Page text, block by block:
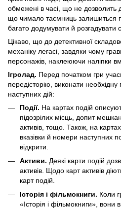
обмежені в часі, що не дозволить
що чимало таємниць залишиться
багато додумувати й розгадувати
Цікаво, що до детективної
механіку легасі, завдяки чому
персонажів, наклеюючи наліпки
Ігролад. Перед початком гри
передісторію, виконати необхідну
наступних дій:
Події. На картах подій
підозрілих місць, допит
активів, тощо. Також, на
вказівки й номери наступних
відкрити.
Активи. Деякі карти подій
активів. Щодо карт активів
карт подій.
Історія і фільмокниги. Коли
«Історія і фільмокниги»,